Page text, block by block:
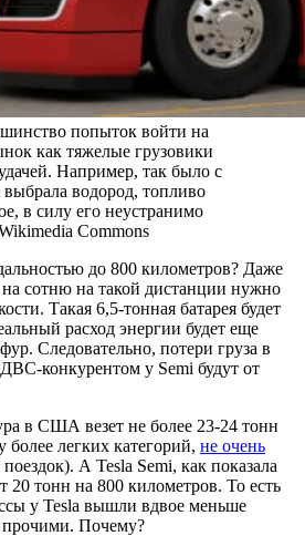
попыток войти на
как тяжелые грузовики
Например, так было с
водород, топливо
в силу его неустранимо
Commons
до 800 километров? Даже
на сотню на такой дистанции нужно
Такая 6,5-тонная батарея будет
расход энергии будет еще
Следовательно, потери груза в
конкурентом у Semi будут от
в США везет не более 23-24 тонн
более легких категорий, не очень
А Tesla Semi, как показала
20 тонн на 800 километров. То есть
у Tesla вышли вдвое меньше
Почему?